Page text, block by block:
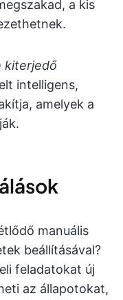
a kis
kiterjedő
intelligens,
amelyek a
manuális
beállításával?
feladatokat új
az állapotokat,